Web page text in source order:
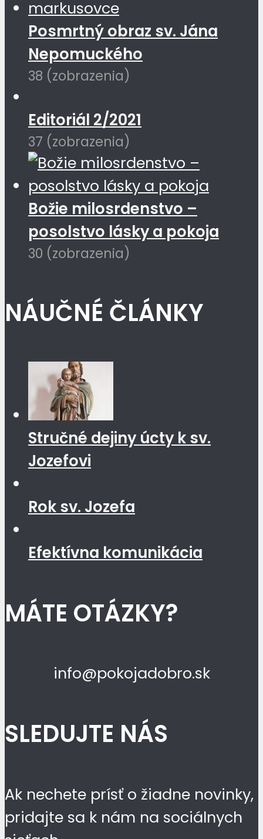
Posmrtný obraz sv. Jána
Nepomuckého
38 (zobrazenia)
Editoriál 2/2021
37 (zobrazenia)
Božie milosrdenstvo –
posolstvo lásky a pokoja
30 (zobrazenia)
NÁUČNÉ ČLÁNKY
Stručné dejiny úcty k sv.
Jozefovi
Rok sv. Jozefa
Efektívna komunikácia
MÁTE OTÁZKY?
info@pokojadobro.sk
SLEDUJTE NÁS
Ak nechete prísť o žiadne novinky,
pridajte sa k nám na sociálnych